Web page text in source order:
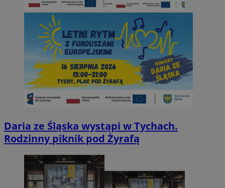
Daria ze Śląska wystąpi w Tychach.
Rodzinny piknik pod Żyrafą